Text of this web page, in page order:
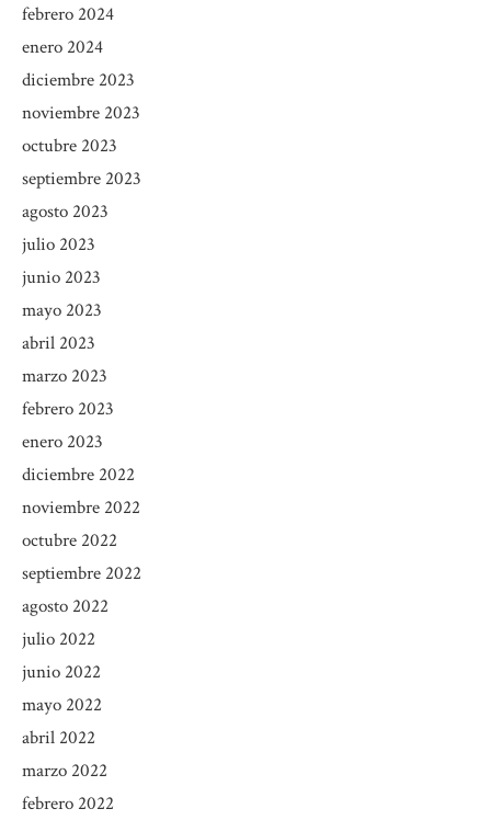
febrero 2024
enero 2024
diciembre 2023
noviembre 2023
octubre 2023
septiembre 2023
agosto 2023
julio 2023
junio 2023
mayo 2023
abril 2023
marzo 2023
febrero 2023
enero 2023
diciembre 2022
noviembre 2022
octubre 2022
septiembre 2022
agosto 2022
julio 2022
junio 2022
mayo 2022
abril 2022
marzo 2022
febrero 2022